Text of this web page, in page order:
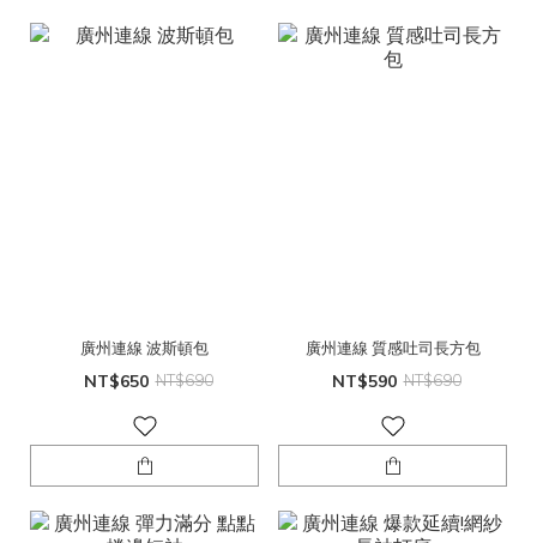
廣州連線 波斯頓包
NT$650 NT$690
廣州連線 質感吐司長方包
NT$590 NT$690